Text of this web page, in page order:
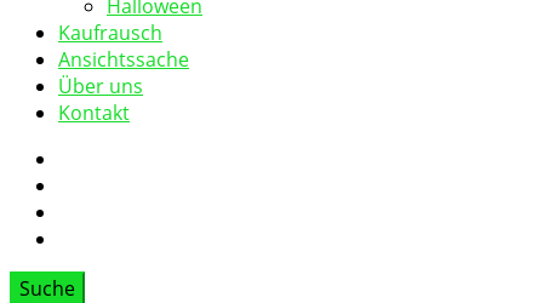
Halloween
Kaufrausch
Ansichtssache
Über uns
Kontakt
Suche